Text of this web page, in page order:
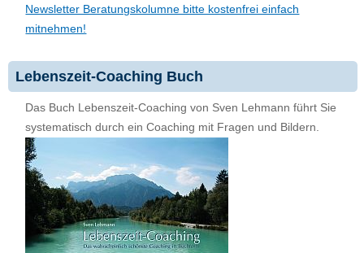
Newsletter Beratungskolumne bitte kostenfrei einfach
mitnehmen!
Lebenszeit-Coaching Buch
Das Buch Lebenszeit-Coaching von Sven Lehmann führt Sie
systematisch durch ein Coaching mit Fragen und Bildern.